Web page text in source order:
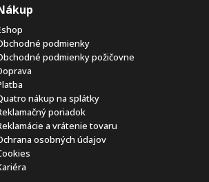
podmienky
podmienky požičovne
nákup na splátky
poriadok
a vrátenie tovaru
osobných údajov